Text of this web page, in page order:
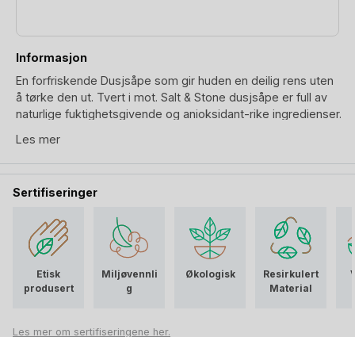
Informasjon
En forfriskende Dusjsåpe som gir huden en deilig rens uten
å tørke den ut. Tvert i mot. Salt & Stone dusjsåpe er full av
naturlige fuktighetsgivende og anioksidant-rike ingredienser.
uten å fjerne hudens naturlige oljer. Etterlater huden ren,
myk og hydrert. Selv om den er mild, vil denne dusjsåpen
grunnet inneholdet av eteriske oljer som Vetiver. Anbefales
dermed ikke som ansiktsrens.
Salt & Stone Dusjsåpe er fri for parabener, sulfater og
ftalater. Salt & Stone er et merke som startet av og for
Les mer
Sertifiseringer
Etisk
produsert
Miljøvennli
g
Økologisk
Resirkulert
Material
Les mer om sertifiseringene her.